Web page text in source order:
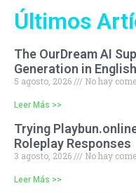
Últimos
The OurDream AI
Generation in
5 agosto, 2026 No hay
Leer Más >>
Trying
Roleplay Responses
3 agosto, 2026 No hay
Leer Más >>